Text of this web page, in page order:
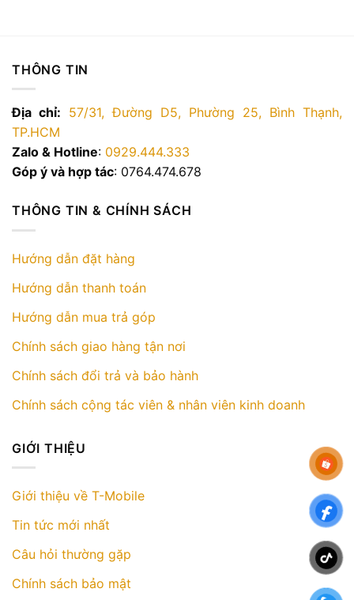
biến
thể.
tùy
chọn
có
thể
chọn
sản
phẩm
THÔNG TIN
Địa chỉ: 57/31, Đường D5, Phường 25, Bình Thạnh,
TP.HCM
Zalo & Hotline: 0929.444.333
Góp ý và hợp tác: 0764.474.678
THÔNG TIN & CHÍNH SÁCH
Hướng dẫn đặt hàng
Hướng dẫn thanh toán
Hướng dẫn mua trả góp
Chính sách giao hàng tận nơi
Chính sách đổi trả và bảo hành
Chính sách cộng tác viên & nhân viên kinh doanh
GIỚI THIỆU
Giới thiệu về T-Mobile
Tin tức mới nhất
Câu hỏi thường gặp
Chính sách bảo mật